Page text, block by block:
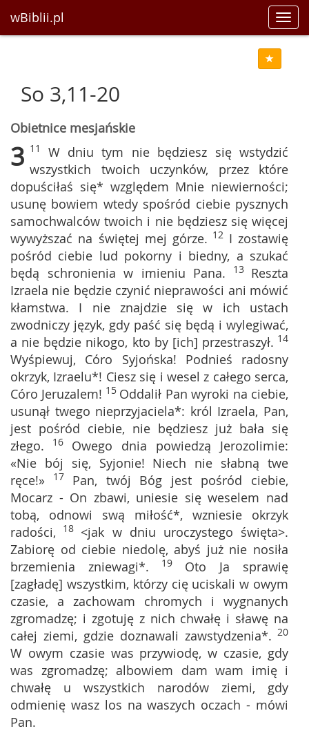
wBiblii.pl
So 3,11-20
Obietnice mesjańskie
3 11 W dniu tym nie będziesz się wstydzić
wszystkich twoich uczynków, przez które
dopuściłaś się* względem Mnie niewierności;
usunę bowiem wtedy spośród ciebie pysznych
samochwalców twoich i nie będziesz się więcej
wywyższać na świętej mej górze. 12 I zostawię
pośród ciebie lud pokorny i biedny, a szukać
będą schronienia w imieniu Pana. 13 Reszta
Izraela nie będzie czynić nieprawości ani mówić
kłamstwa. I nie znajdzie się w ich ustach
zwodniczy język, gdy paść się będą i wylegiwać,
a nie będzie nikogo, kto by [ich] przestraszył. 14
Wyśpiewuj, Córo Syjońska! Podnieś radosny
okrzyk, Izraelu*! Ciesz się i wesel z całego serca,
Córo Jeruzalem! 15 Oddalił Pan wyroki na ciebie,
usunął twego nieprzyjaciela*: król Izraela, Pan,
jest pośród ciebie, nie będziesz już bała się
złego. 16 Owego dnia powiedzą Jerozolimie:
«Nie bój się, Syjonie! Niech nie słabną twe
ręce!» 17 Pan, twój Bóg jest pośród ciebie,
Mocarz - On zbawi, uniesie się weselem nad
tobą, odnowi swą miłość*, wzniesie okrzyk
radości, 18 <jak w dniu uroczystego święta>.
Zabiorę od ciebie niedolę, abyś już nie nosiła
brzemienia zniewagi*. 19 Oto Ja sprawię
[zagładę] wszystkim, którzy cię uciskali w owym
czasie, a zachowam chromych i wygnanych
zgromadzę; i zgotuję z nich chwałę i sławę na
całej ziemi, gdzie doznawali zawstydzenia*. 20
W owym czasie was przywiodę, w czasie, gdy
was zgromadzę; albowiem dam wam imię i
chwałę u wszystkich narodów ziemi, gdy
odmienię wasz los na waszych oczach - mówi
Pan.